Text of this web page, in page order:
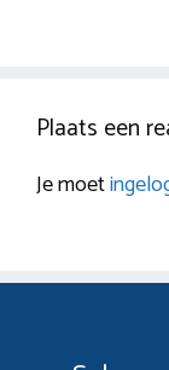
Plaats een
Je moet